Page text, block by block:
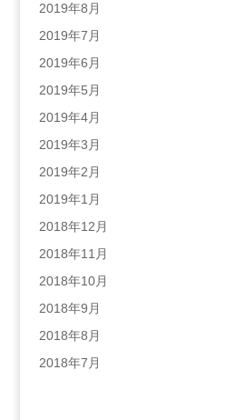
2019年8月
2019年7月
2019年6月
2019年5月
2019年4月
2019年3月
2019年2月
2019年1月
2018年12月
2018年11月
2018年10月
2018年9月
2018年8月
2018年7月